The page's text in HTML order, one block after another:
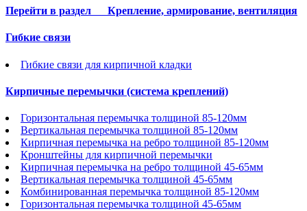
Перейти в раздел Крепление, армирование, вентиляция
Гибкие связи
Гибкие связи для кирпичной кладки
Кирпичные перемычки (система креплений)
Горизонтальная перемычка толщиной 85-120мм
Вертикальная перемычка толщиной 85-120мм
Кирпичная перемычка на ребро толщиной 85-120мм
Кронштейны для кирпичной перемычки
Кирпичная перемычка на ребро толщиной 45-65мм
Вертикальная перемычка толщиной 45-65мм
Комбинированная перемычка толщиной 85-120мм
Горизонтальная перемычка толщиной 45-65мм